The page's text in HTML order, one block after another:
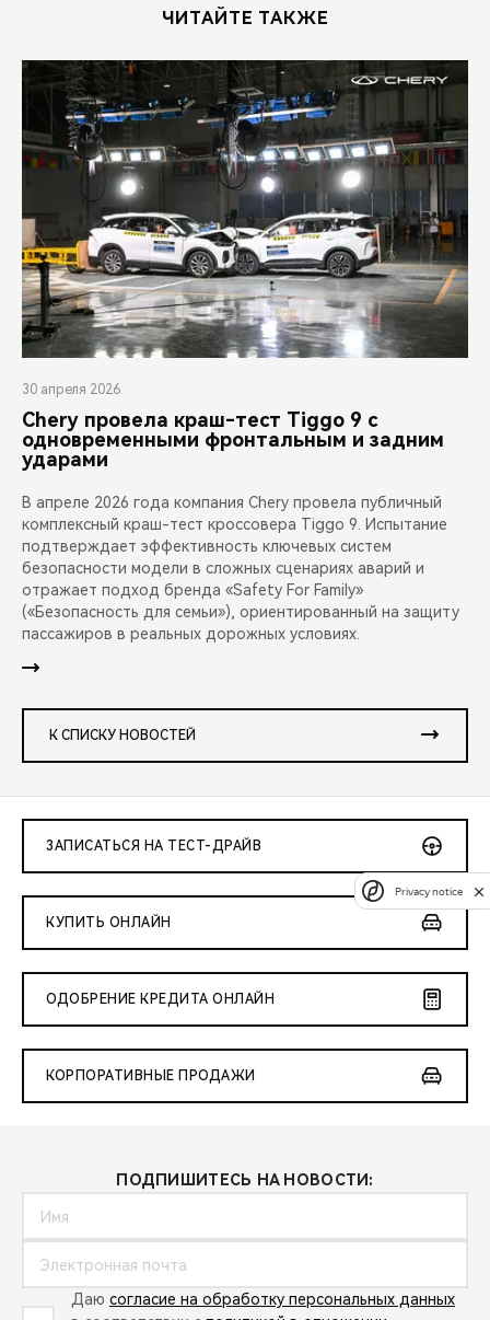
ЧИТАЙТЕ ТАКЖЕ
30 апреля 2026
Chery провела краш-тест Tiggo 9 с
одновременными фронтальным и задним
ударами
В апреле 2026 года компания Chery провела публичный
комплексный краш-тест кроссовера Tiggo 9. Испытание
подтверждает эффективность ключевых систем
безопасности модели в сложных сценариях аварий и
отражает подход бренда «Safety For Family»
(«Безопасность для семьи»), ориентированный на защиту
пассажиров в реальных дорожных условиях.
К СПИСКУ НОВОСТЕЙ
ЗАПИСАТЬСЯ НА ТЕСТ-ДРАЙВ
КУПИТЬ ОНЛАЙН
ОДОБРЕНИЕ КРЕДИТА ОНЛАЙН
КОРПОРАТИВНЫЕ ПРОДАЖИ
ПОДПИШИТЕСЬ НА НОВОСТИ:
Даю согласие на обработку персональных данных
Privacy notice